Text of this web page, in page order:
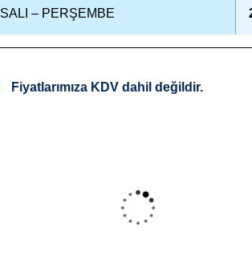
SALI – PERŞEMBE
Fiyatlarımıza KDV dahil değildir.